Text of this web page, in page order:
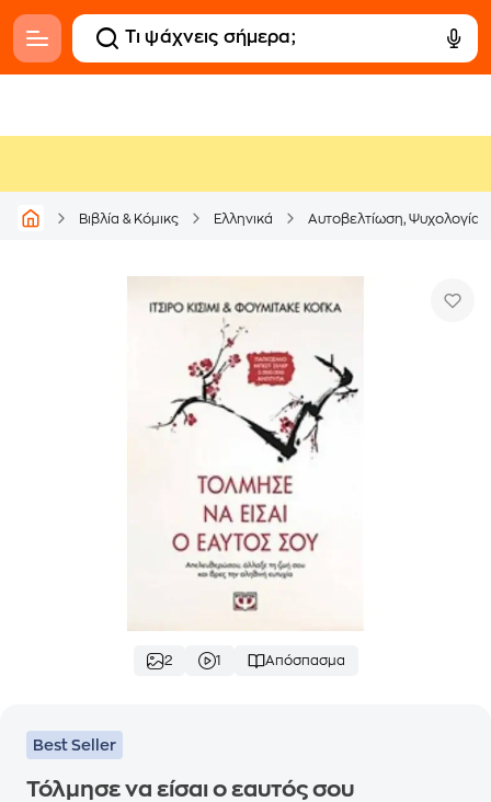
Βιβλία & Κόμικς Ελληνικά Αυτοβελτίωση, Ψυχολογία
2 1 Απόσπασμα
Best Seller
Τόλμησε να είσαι ο εαυτός σου